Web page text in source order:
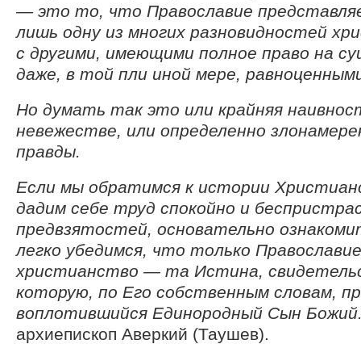
— это то, что Православие
лишь одну из многих разновидностей
с другими, имеющими полное право на
даже, в той пли иной мере,
Но думать так это или крайняя
невежестве, или определенно
правды.
Если мы обратимся к истории
дадим себе труд спокойно и
предвзятостей, основательно
легко убедимся, что только
христианство — та Истина,
которую, по Его собственным словам,
воплотившийся Единородный Сын
архиепископ Аверкий (Таушев).